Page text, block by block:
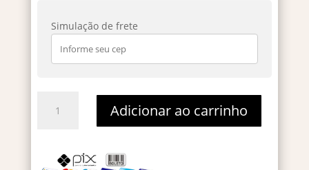
Simulação de frete
Accento
Decant
Adicionar ao carrinho